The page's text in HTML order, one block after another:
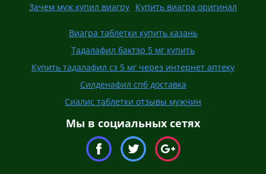
Зачем муж купил виагру Купить виагра оригинал
Виагра таблетки купить казань
Тадалафил бактэр 5 мг купить
Купить тадалафил сз 5 мг через интернет аптеку
Силденафил спб доставка
Сиалис таблетки отзывы мужчин
Мы в социальных сетях